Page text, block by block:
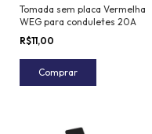
Tomada sem placa Vermelha
WEG para conduletes 20A
R$11,00
Comprar